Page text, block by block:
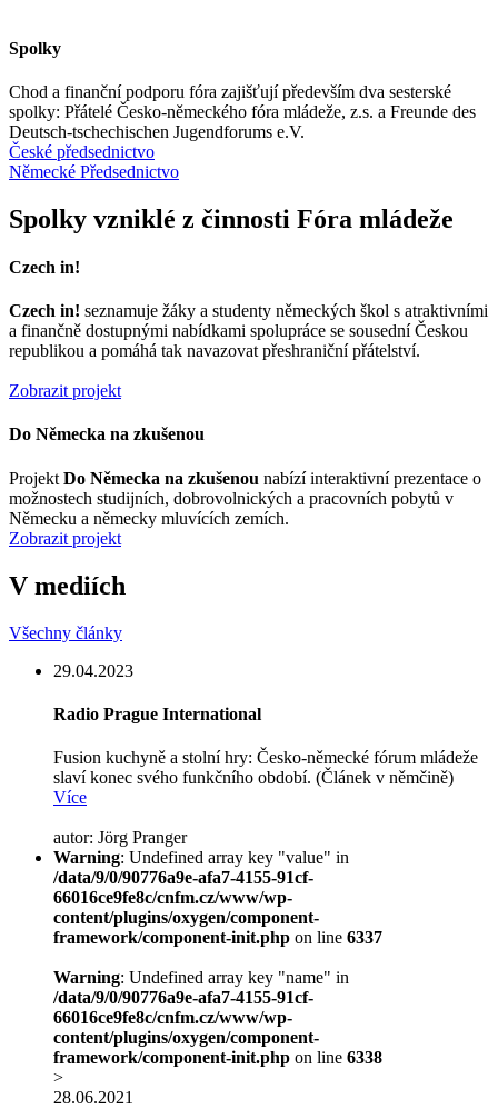
Spolky
Chod a finanční podporu fóra zajišťují především dva sesterské
spolky: Přátelé Česko-německého fóra mládeže, z.s. a Freunde des
Deutsch-tschechischen Jugendforums e.V.
České předsednictvo
Německé Předsednictvo
Spolky vzniklé z činnosti Fóra mládeže
Czech in!
Czech in! seznamuje žáky a studenty německých škol s atraktivními
a finančně dostupnými nabídkami spolupráce se sousední Českou
republikou a pomáhá tak navazovat přeshraniční přátelství.
Zobrazit projekt
Do Německa na zkušenou
Projekt Do Německa na zkušenou nabízí interaktivní prezentace o
možnostech studijních, dobrovolnických a pracovních pobytů v
Německu a německy mluvících zemích.
Zobrazit projekt
V mediích
Všechny články
29.04.2023
Radio Prague International
Fusion kuchyně a stolní hry: Česko-německé fórum mládeže
slaví konec svého funkčního období. (Článek v němčině)
Více
autor: Jörg Pranger
Warning: Undefined array key "value" in
/data/9/0/90776a9e-afa7-4155-91cf-
66016ce9fe8c/cnfm.cz/www/wp-
content/plugins/oxygen/component-
framework/component-init.php on line 6337
Warning: Undefined array key "name" in
/data/9/0/90776a9e-afa7-4155-91cf-
66016ce9fe8c/cnfm.cz/www/wp-
content/plugins/oxygen/component-
framework/component-init.php on line 6338
>
28.06.2021